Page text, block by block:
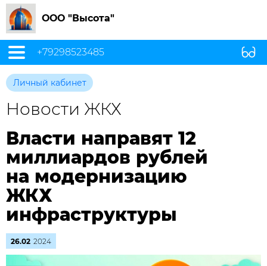
ООО "Высота"
+79298523485
Личный кабинет
Новости ЖКХ
Власти направят 12
миллиардов рублей
на модернизацию
ЖКХ
инфраструктуры
26.02 2024